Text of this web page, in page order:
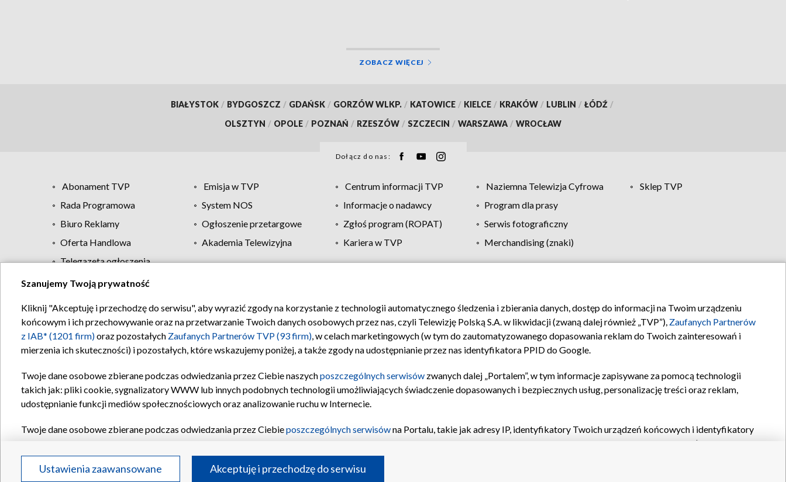
ZOBACZ WIĘCEJ
BIAŁYSTOK / BYDGOSZCZ / GDAŃSK / GORZÓW WLKP. / KATOWICE / KIELCE / KRAKÓW / LUBLIN / ŁÓDŹ /
OLSZTYN / OPOLE / POZNAŃ / RZESZÓW / SZCZECIN / WARSZAWA / WROCŁAW
Dołącz do nas:
Abonament TVP Emisja w TVP Centrum informacji TVP Naziemna Telewizja Cyfrowa
Sklep TVP
Rada Programowa
System NOS Informacje o nadawcy
Program dla prasy
Biuro Reklamy
Ogłoszenie przetargowe Zgłoś program (ROPAT)
Serwis fotograficzny
Oferta Handlowa
Akademia Telewizyjna Kariera w TVP
Merchandising (znaki)
Telegazeta ogłoszenia
Regulamin TVP Polityka prywatności Moje zgody Pomoc Biuro reklamy Kontakt
Szanujemy Twoją prywatność
Kliknij "Akceptuję i przechodzę do serwisu", aby wyrazić zgody na korzystanie z technologii automatycznego śledzenia i zbierania danych, dostęp do informacji na Twoim urządzeniu
końcowym i ich przechowywanie oraz na przetwarzanie Twoich danych osobowych przez nas, czyli Telewizję Polską S.A. w likwidacji (zwaną dalej również „TVP”), Zaufanych Partnerów
z IAB* (1201 firm)oraz pozostałych Zaufanych Partnerów TVP (93 firm), w celach marketingowych (w tym do zautomatyzowanego dopasowania reklam do Twoich zainteresowań i
mierzenia ich skuteczności) i pozostałych, które wskazujemy poniżej, a także zgody na udostępnianie przez nas identyfikatora PPID do Google.
Twoje dane osobowe zbierane podczas odwiedzania przez Ciebie naszychposzczególnych serwisów zwanych dalej „Portalem”, w tym informacje zapisywane za pomocą technologii
takich jak: pliki cookie, sygnalizatory WWW lub innych podobnych technologii umożliwiających świadczenie dopasowanych i bezpiecznych usług, personalizację treści oraz reklam,
udostępnianie funkcji mediów społecznościowych oraz analizowanie ruchu w Internecie.
Twoje dane osobowe zbierane podczas odwiedzania przez Ciebieposzczególnych serwisówna Portalu, takie jak adresy IP, identyfikatory Twoich urządzeń końcowych i identyfikatory
oraz pozostałych
Partnerów TVPdla realizacji następujących celów i funkcji: przechowywania informacji na urządzeniu lub dostęp do nich, wyboru podstawowych reklam, wyboru spersonalizowanych
reklam, tworzenia profilu spersonalizowanych reklam, tworzenia profilu spersonalizowanych treści, wyboru spersonalizowanych treści, pomiaru wydajności reklam, pomiaru wydajności
Ustawienia zaawansowane Akceptuję i przechodzę do serwisu